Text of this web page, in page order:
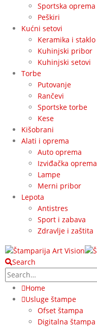
Sportska oprema
Peškiri
Kućni setovi
Keramika i staklo
Kuhinjski pribor
Kuhinjski setovi
Torbe
Putovanje
Rančevi
Sportske torbe
Kese
Kišobrani
Alati i oprema
Auto oprema
Izviđačka oprema
Lampe
Merni pribor
Lepota
Antistres
Sport i zabava
Zdravlje i zaštita
Search
Home
Usluge štampe
Ofset štampa
Digitalna štampa